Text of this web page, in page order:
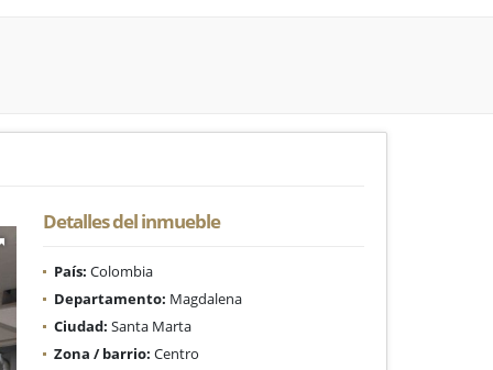
Detalles del inmueble
País: Colombia
Departamento: Magdalena
Ciudad: Santa Marta
Zona / barrio: Centro